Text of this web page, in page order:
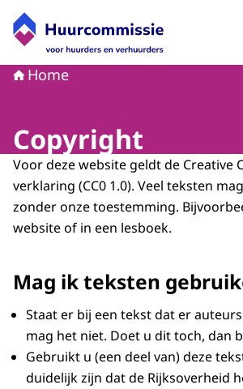
Naar de homepage van
Home
Copyright
Voor deze website geldt de Creative
verklaring (CC0 1.0). Veel teksten
zonder onze toestemming.
website of in een lesboek.
Mag ik teksten
Staat er bij een tekst dat er
mag het niet. Doet u dit toch, dan
Gebruikt u (een deel van) deze
duidelijk zijn dat de Rijksoverheid